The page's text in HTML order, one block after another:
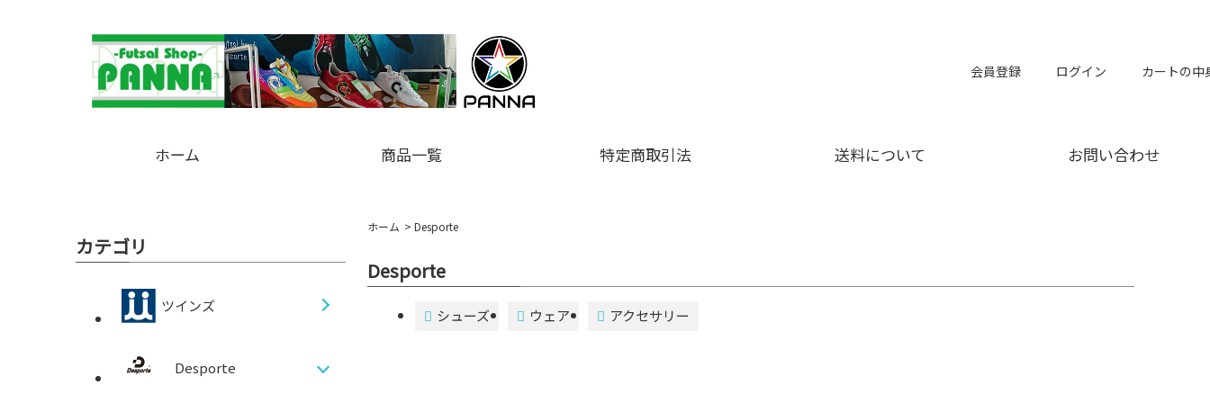
会員登録 ログイン カートの中
ホーム 商品一覧 特定商取引法 送料について お問い合わせ
ホーム Desporte
Desporte
シューズ ウェア アクセサリー
カテゴリ
ツインズ
Desporte